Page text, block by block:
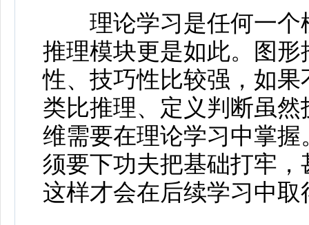
理论学习是任何一个
推理模块更是如此。图
性、技巧性比较强，如
类比推理、定义判断虽
维需要在理论学习中掌
须要下功夫把基础打牢
这样才会在后续学习中取